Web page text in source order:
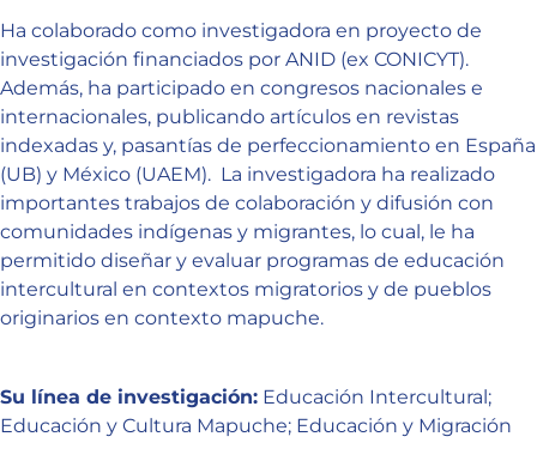
Ha colaborado como investigadora en proyecto de
investigación financiados por ANID (ex CONICYT).
Además, ha participado en congresos nacionales e
internacionales, publicando artículos en revistas
indexadas y, pasantías de perfeccionamiento en España
(UB) y México (UAEM). La investigadora ha realizado
importantes trabajos de colaboración y difusión con
comunidades indígenas y migrantes, lo cual, le ha
permitido diseñar y evaluar programas de educación
intercultural en contextos migratorios y de pueblos
originarios en contexto mapuche.
Su línea de investigación: Educación Intercultural;
Educación y Cultura Mapuche; Educación y Migración